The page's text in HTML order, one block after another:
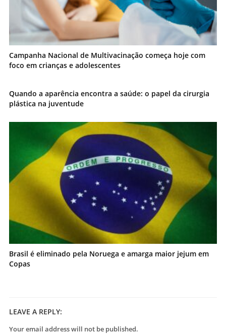
Campanha Nacional de Multivacinação começa hoje com
foco em crianças e adolescentes
Quando a aparência encontra a saúde: o papel da cirurgia
plástica na juventude
Brasil é eliminado pela Noruega e amarga maior jejum em
Copas
LEAVE A REPLY:
Your email address will not be published.